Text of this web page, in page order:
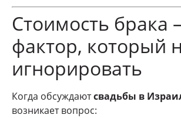
Стоимость брака
фактор, который
игнорировать
Когда обсуждаютсвадьбы в
возникает вопрос: